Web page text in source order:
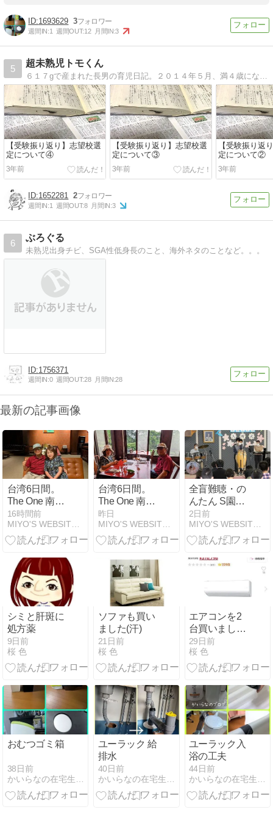
1693629 3
週間IN:1 週間OUT:12 月間IN:3
5
超未熟児トモくん
６１７gで産まれた長男の育児日記。２０１４年５月、満４歳になりました。
【受験振り返り】志望校選
定について④
3年前
【受験振り返り】志望校選
定について③
3年前
【受験振り返
定について②
3年前
1652281 2
週間IN:1 週間OUT:8 月間IN:3
6
ぶろぐる
未熟児出身チビ、SGA性低身長のこと、海外ネタのことなど。。。
1756371
週間IN:0 週間OUT:28 月間IN:28
最新の記事画像
台湾6日間。
The One 南園
人文客棧に魅
かれて 25 - 同
心樓で晩ごは
6月30日/2日
め）
16時間前
MIYO'S WEBSITE-全盲難聴のんたんの育児記録と…
台湾6日間。
The One 南園
人文客棧に魅
かれて 24 - 同
心樓で晩ごは
6月30日/2日
め）
昨日
MIYO'S WEBSITE-全盲難聴のんたんの育児記録と…
全盲難聴・の
んたん S園入
所式と「喫茶
ニューグリー
ン」（2023年
SALVATORE
ランチ（2026
年4月19日）
2日前
MIYO'S WEBSITE-全盲難聴のんたんの育児記録と…
シミと肝斑に
処方薬
9日前
桜 色
ソファも買い
ました(汗)
21日前
桜 色
エアコンを2
台買いまし
た。
29日前
桜 色
おむつゴミ箱
38日前
ユーラック 給
排水
40日前
かいらなの在宅生活 重心児との日常＆工夫
ユーラック入
浴の工夫
44日前
かいらなの在宅生活 重心児との日常＆工夫